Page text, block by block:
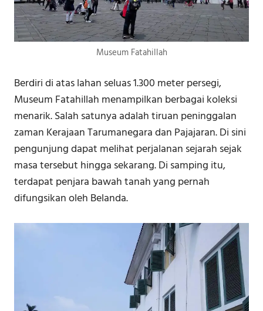
Museum Fatahillah
Berdiri di atas lahan seluas 1.300 meter persegi,
Museum Fatahillah menampilkan berbagai koleksi
menarik. Salah satunya adalah tiruan peninggalan
zaman Kerajaan Tarumanegara dan Pajajaran. Di sini
pengunjung dapat melihat perjalanan sejarah sejak
masa tersebut hingga sekarang. Di samping itu,
terdapat penjara bawah tanah yang pernah
difungsikan oleh Belanda.